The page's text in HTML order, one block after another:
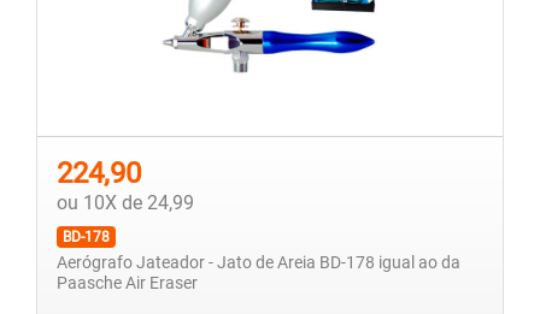
224,90
ou 10X de 24,99
BD-178
Aerógrafo Jateador - Jato de Areia BD-178 igual ao da
Paasche Air Eraser